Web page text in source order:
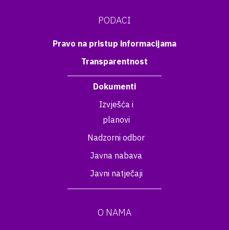
PODACI
Pravo na pristup informacijama
Transparentnost
Dokumenti
Izvješća i
planovi
Nadzorni odbor
Javna nabava
Javni natječaji
O NAMA